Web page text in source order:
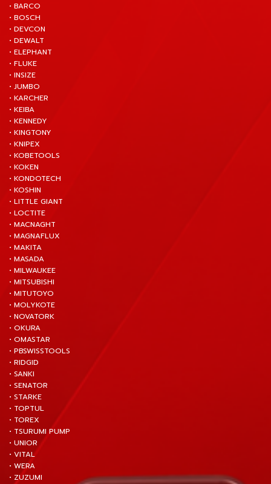
• BARCO
• BOSCH
• DEVCON
• DEWALT
• ELEPHANT
• FLUKE
• INSIZE
• JUMBO
• KARCHER
• KEIBA
• KENNEDY
• KINGTONY
• KNIPEX
• KOBETOOLS
• KOKEN
• KONDOTECH
• KOSHIN
• LITTLE GIANT
• LOCTITE
• MACNAGHT
• MAGNAFLUX
• MAKITA
• MASADA
• MILWAUKEE
• MITSUBISHI
• MITUTOYO
• MOLYKOTE
• NOVATORK
• OKURA
• OMASTAR
• PBSWISSTOOLS
• RIDGID
• SANKI
• SENATOR
• STARKE
• TOPTUL
• TOREX
• TSURUMI PUMP
• UNIOR
• VITAL
• WERA
• ZUZUMI